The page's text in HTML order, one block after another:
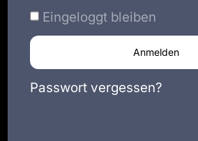
Eingeloggt bleiben
Anmelden
Passwort vergessen?